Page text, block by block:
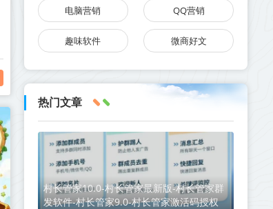
电脑营销 QQ营销
趣味软件 微商好文
热门文章
村长管家10.0-村长管家最新版-村长管家群
发软件-村长管家9.0-村长管家激活码授权